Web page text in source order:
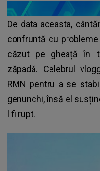
De data aceasta,
confruntă cu
căzut pe gheață în
zăpadă. Celebrul
RMN pentru a se
genunchi, însă el
l fi rupt.